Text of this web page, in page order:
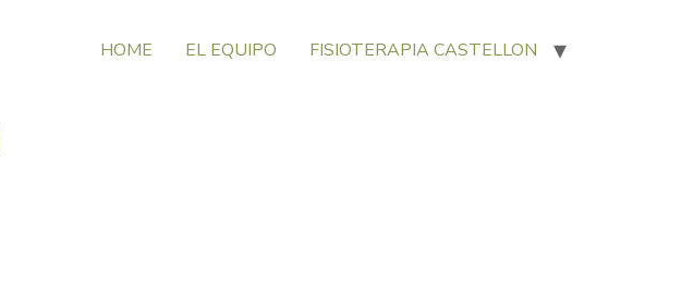
HOME EL EQUIPO FISIOTERAPIA CASTELLON